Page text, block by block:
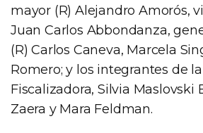
mayor (R) Alejandro Amorós,
Juan Carlos Abbondanza,
(R) Carlos Caneva, Marcela
Romero; y los integrantes de
Fiscalizadora, Silvia Maslovski
Zaera y Mara Feldman.